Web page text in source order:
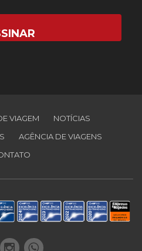
VIAGEM
NOTÍCIAS
AGÊNCIA DE VIAGENS